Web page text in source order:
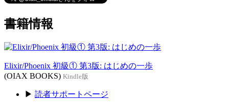
書籍情報
Elixir/Phoenix 初級① 第3版: はじめの一歩
(OIAX BOOKS) Kindle版
▶ 読者サポートページ